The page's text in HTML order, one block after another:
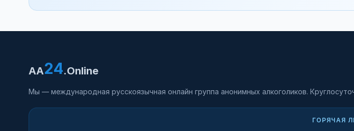
AA24.Online
Мы — международная русскоязычная онлайн группа анонимных алкоголиков.
ГОРЯЧАЯ